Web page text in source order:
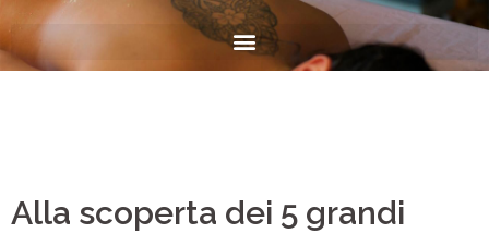
Alla scoperta dei 5 grandi